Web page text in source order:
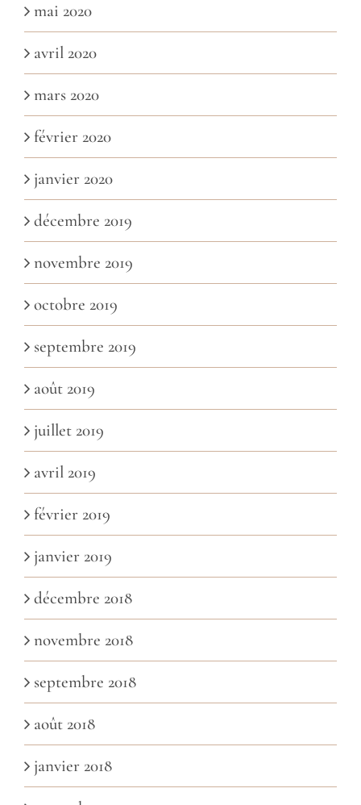
mai 2020
avril 2020
mars 2020
février 2020
janvier 2020
décembre 2019
novembre 2019
octobre 2019
septembre 2019
août 2019
juillet 2019
avril 2019
février 2019
janvier 2019
décembre 2018
novembre 2018
septembre 2018
août 2018
janvier 2018